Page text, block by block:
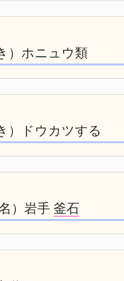
）ホニュウ類
）ドウカツする
）岩手 釜石